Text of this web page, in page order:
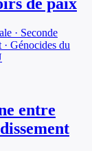
de paix
· Seconde
Génocides du
entre